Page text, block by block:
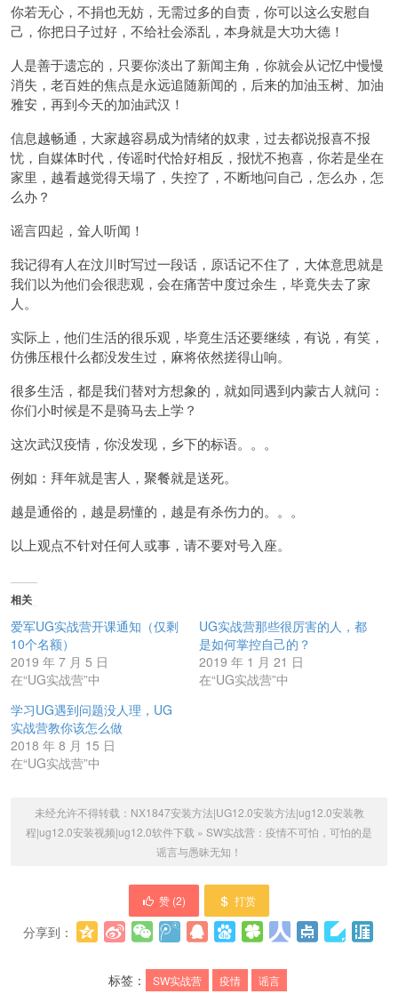
你若无心，不捐也无妨，无需过多的自责，你可以这么安慰自
己，你把日子过好，不给社会添乱，本身就是大功大德！
人是善于遗忘的，只要你淡出了新闻主角，你就会从记忆中慢慢
消失，老百姓的焦点是永远追随新闻的，后来的加油玉树、加油
雅安，再到今天的加油武汉！
信息越畅通，大家越容易成为情绪的奴隶，过去都说报喜不报
忧，自媒体时代，传谣时代恰好相反，报忧不抱喜，你若是坐在
家里，越看越觉得天塌了，失控了，不断地问自己，怎么办，怎
么办？
谣言四起，耸人听闻！
我记得有人在汶川时写过一段话，原话记不住了，大体意思就是
我们以为他们会很悲观，会在痛苦中度过余生，毕竟失去了家
人。
实际上，他们生活的很乐观，毕竟生活还要继续，有说，有笑，
仿佛压根什么都没发生过，麻将依然搓得山响。
很多生活，都是我们替对方想象的，就如同遇到内蒙古人就问：
你们小时候是不是骑马去上学？
这次武汉疫情，你没发现，乡下的标语。。。
例如：拜年就是害人，聚餐就是送死。
越是通俗的，越是易懂的，越是有杀伤力的。。。
以上观点不针对任何人或事，请不要对号入座。
相关
爱军UG实战营开课通知（仅剩
10个名额）
2019 年 7 月 5 日
在“UG实战营”中
UG实战营那些很厉害的人，都
是如何掌控自己的？
2019 年 1 月 21 日
在“UG实战营”中
学习UG遇到问题没人理，UG
实战营教你该怎么做
2018 年 8 月 15 日
在“UG实战营”中
未经允许不得转载： NX1847安装方法|UG12.0安装方法|ug12.0安装教
程|ug12.0安装视频|ug12.0软件下载 » SW实战营：疫情不可怕，可怕的是
谣言与愚昧无知！
赞 (2) 打赏
分享到：
标签：
SW实战营 疫情 谣言